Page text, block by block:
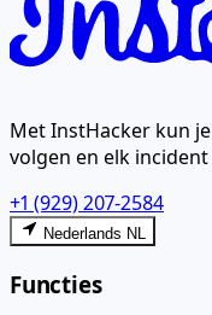
Met InstHacker kun
volgen en elk
+1 (929) 207-2584
Nederlands NL
Functies